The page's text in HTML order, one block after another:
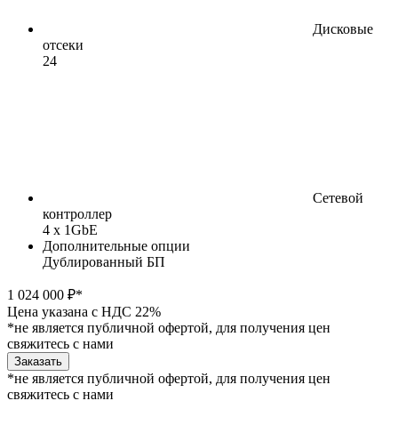
Дисковые
отсеки
24
Сетевой
контроллер
4 x 1GbE
Дополнительные опции
Дублированный БП
1 024 000 ₽*
Цена указана с НДС 22%
*не является публичной офертой, для получения цен
свяжитесь с нами
Заказать
*не является публичной офертой, для получения цен
свяжитесь с нами